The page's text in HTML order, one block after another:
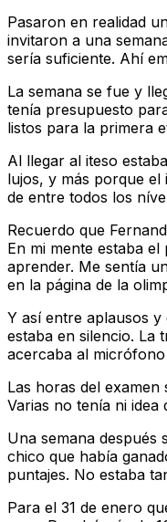
Pasaron en realidad
invitaron a una
sería suficiente. Ahí
La semana se fue y
tenía presupuesto
listos para la primera
Al llegar al iteso
lujos, y más porque
de entre todos los
Recuerdo que
En mi mente estaba
aprender. Me sentía
en la página de la
Y así entre aplausos
estaba en silencio. La
acercaba al
Las horas del
Varias no tenía ni
Una semana
chico que había
puntajes. No estaba
Para el 31 de enero